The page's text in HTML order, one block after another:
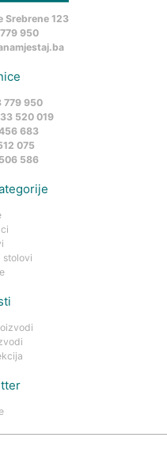
Srebrene 123
950
779 950
520 019
683
075
586
stolovi